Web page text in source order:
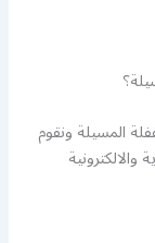
المسيلة ونقوم